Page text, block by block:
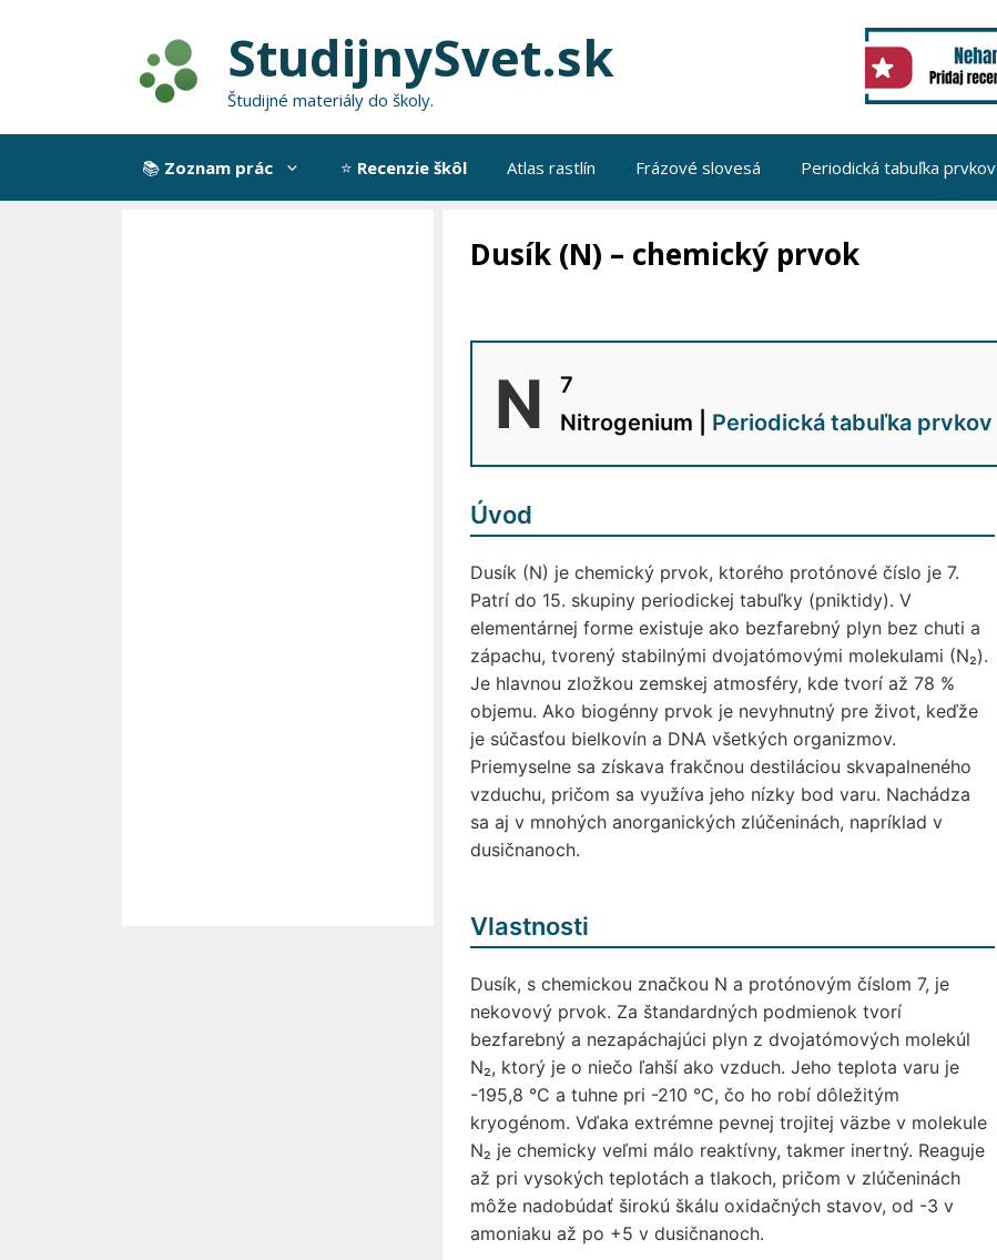
StudijnySvet.sk
Študijné materiály do školy.
📚 Zoznam prác ⭐ Recenzie škôl Atlas rastlín Frázové slovesá Periodická tabuľka prvkov
Dusík (N) – chemický prvok
N
7
Nitrogenium | Periodická tabuľka prvkov
Úvod
Dusík (N) je chemický prvok, ktorého protónové číslo je 7.
Patrí do 15. skupiny periodickej tabuľky (pniktidy). V
elementárnej forme existuje ako bezfarebný plyn bez chuti a
zápachu, tvorený stabilnými dvojatómovými molekulami (N₂).
Je hlavnou zložkou zemskej atmosféry, kde tvorí až 78 %
objemu. Ako biogénny prvok je nevyhnutný pre život, keďže
je súčasťou bielkovín a DNA všetkých organizmov.
Priemyselne sa získava frakčnou destiláciou skvapalneného
vzduchu, pričom sa využíva jeho nízky bod varu. Nachádza
sa aj v mnohých anorganických zlúčeninách, napríklad v
dusičnanoch.
Vlastnosti
Dusík, s chemickou značkou N a protónovým číslom 7, je
nekovový prvok. Za štandardných podmienok tvorí
bezfarebný a nezapáchajúci plyn z dvojatómových molekúl
N₂, ktorý je o niečo ľahší ako vzduch. Jeho teplota varu je
-195,8 °C a tuhne pri -210 °C, čo ho robí dôležitým
kryogénom. Vďaka extrémne pevnej trojitej väzbe v molekule
N₂ je chemicky veľmi málo reaktívny, takmer inertný. Reaguje
až pri vysokých teplotách a tlakoch, pričom v zlúčeninách
môže nadobúdať širokú škálu oxidačných stavov, od -3 v
amoniaku až po +5 v dusičnanoch.